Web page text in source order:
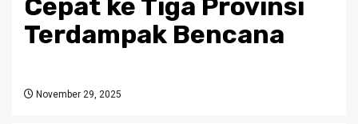
Cepat ke Tiga Provinsi
Terdampak Bencana
November 29, 2025